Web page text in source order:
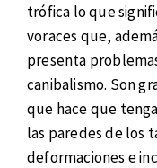
trófica lo que
voraces que,
presenta
canibalismo. Son
que hace que
las paredes de los
deformaciones e